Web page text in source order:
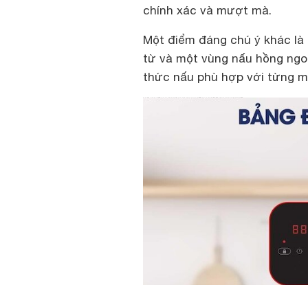
chính xác và mượt mà.
Một điểm đáng chú ý khác
từ và một vùng nấu hồng
thức nấu phù hợp với từng